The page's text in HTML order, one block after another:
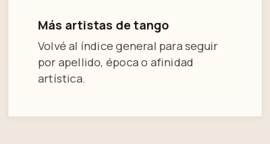
Más artistas de tango
Volvé al índice general para seguir
por apellido, época o afinidad
artística.